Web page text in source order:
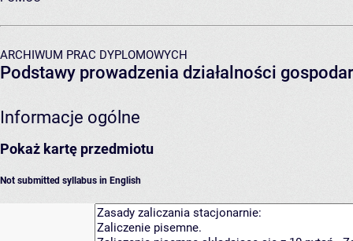
ARCHIWUM PRAC DYPLOMOWYCH
Podstawy prowadzenia działalności
Informacje ogólne
Pokaż kartę przedmiotu
Not submitted syllabus in English